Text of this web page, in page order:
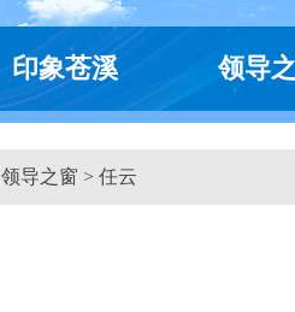
印象苍溪 领导
领导之窗 > 任云